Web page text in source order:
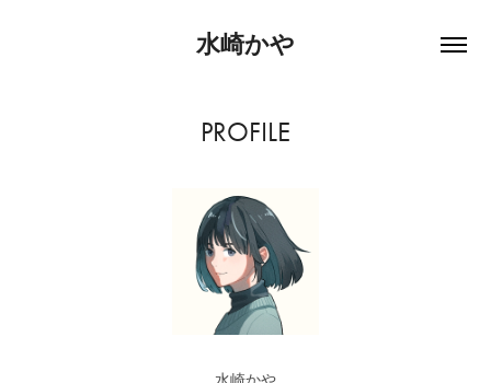
水崎かや
PROFILE